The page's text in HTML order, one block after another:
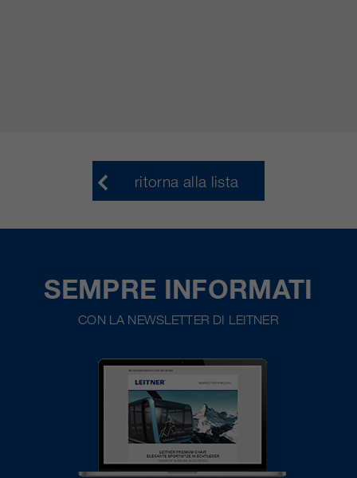
ritorna alla lista
SEMPRE INFORMATI
CON LA NEWSLETTER DI LEITNER